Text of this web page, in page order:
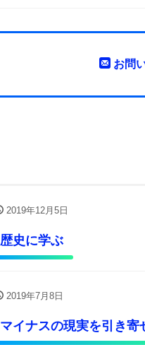
お問
2019年12月5日
歴史に学ぶ
2019年7月8日
マイナスの現実を引き寄